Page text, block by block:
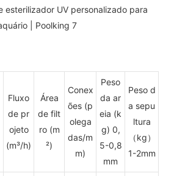
Fluxo
de pr
ojeto
(m³/h)
Área
de filt
ro (m
²)
Conex
ões (p
olega
das/m
m)
Peso
da ar
eia (k
g) 0,
5-0,8
mm
Peso d
a sepu
ltura
（kg）
1-2mm